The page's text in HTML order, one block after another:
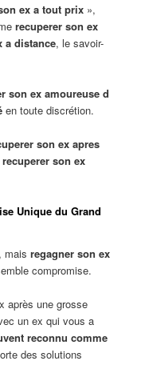
ex a tout prix »,
recuperer son ex
a distance, le savoir-
son ex amoureuse d
en toute discrétion.
son ex apres
recuperer son ex
Unique du Grand
maisregagner son ex
compromise.
après une grosse
un ex qui vous a
reconnu comme
des solutions